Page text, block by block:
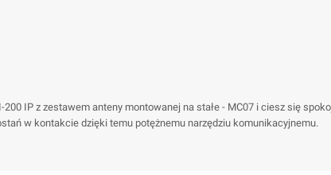
IP z zestawem anteny montowanej na stałe - MC07 i ciesz się
w kontakcie dzięki temu potężnemu narzędziu komunikacyjnemu.